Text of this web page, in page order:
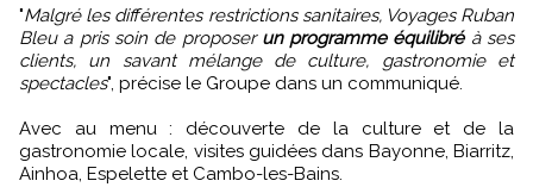
"Malgré les différentes restrictions sanitaires, Voyages Ruban
Bleu a pris soin de proposer un programme équilibréà ses
clients, un savant mélange de culture, gastronomie et
spectacles", précise le Groupe dans un communiqué.
Avec au menu : découverte de la culture et de la
gastronomie locale, visites guidées dans Bayonne, Biarritz,
Ainhoa, Espelette et Cambo-les-Bains.